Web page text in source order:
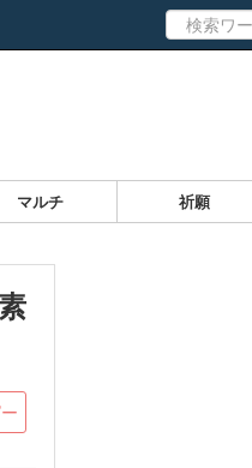
マルチ 祈願